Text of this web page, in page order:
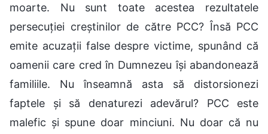
moarte. Nu sunt toate acestea rezultatele
persecuției creștinilor de către PCC? Însă PCC
emite acuzații false despre victime, spunând că
oamenii care cred în Dumnezeu își abandonează
familiile. Nu înseamnă asta să distorsionezi
faptele și să denaturezi adevărul? PCC este
malefic și spune doar minciuni. Nu doar că nu